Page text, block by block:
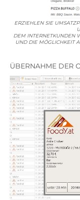
ERZIEHLEN SIE
DEM INTERNETKUNDEN
UND DIE MÖGLICHKEIT
ÜBERNAHME DER